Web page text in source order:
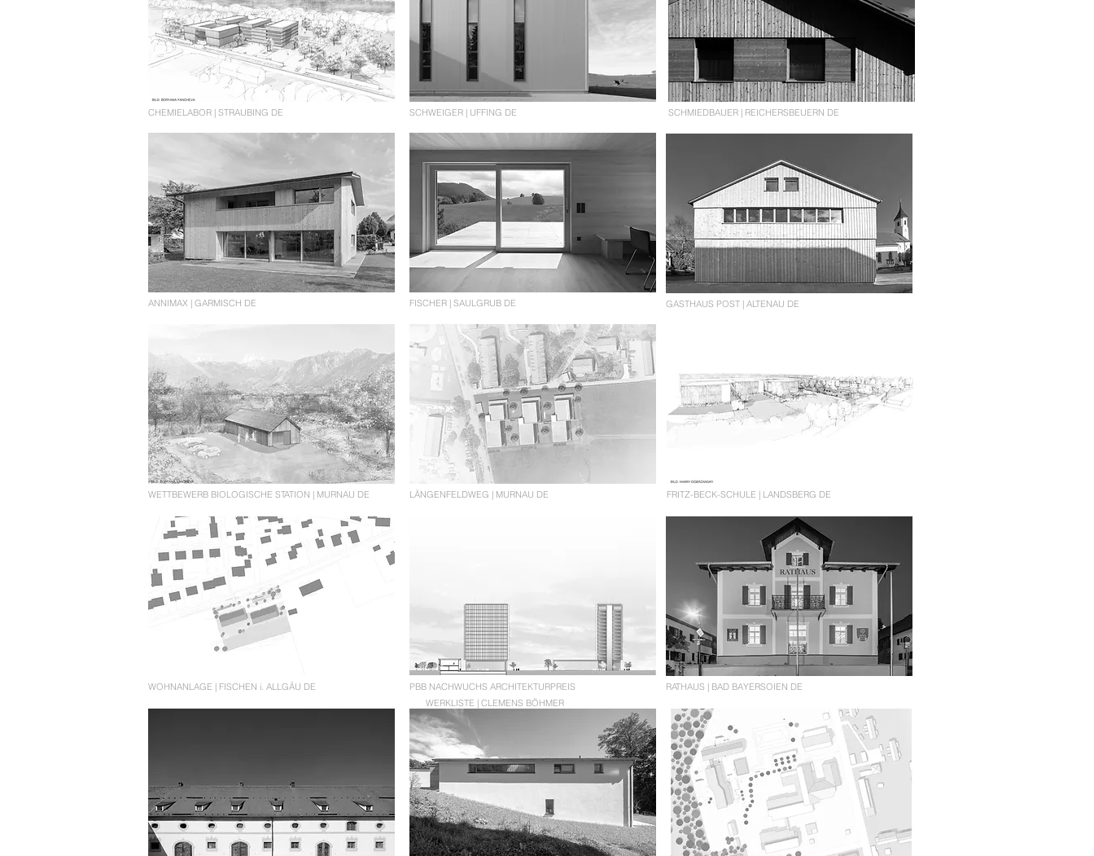
CHEMIELABOR | STRAUBING DE
ANNIMAX | GARMISCH DE
WETTBEWERB BIOLOGISCHE STATION | MURNAU DE
WOHNANLAGE | FISCHEN i. ALLGÄU DE
SCHWEIGER | UFFING DE
FISCHER | SAULGRUB DE
LÄNGENFELDWEG | MURNAU DE
WERKLISTE | CLEMENS BÖHMER
PBB NACHWUCHS ARCHITEKTURPREIS
SCHMIEDBAUER | REICHERSBEUERN DE
GASTHAUS POST | ALTENAU DE
FRITZ-BECK-SCHULE | LANDSBERG DE
RATHAUS | BAD BAYERSOIEN DE